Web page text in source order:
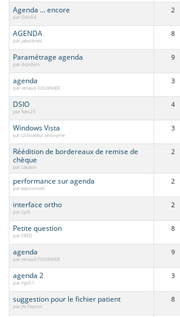
Agenda ... encore
par DAV84
2
AGENDA
par jakezbreiz
8
Paramétrage agenda
par drpstern
9
agenda
par renaud FOURNIER
3
DSIO
par Neo25
4
Windows Vista
par Utilisateur anonyme
3
Réédition de bordereaux de remise de
chèque
par catasin
2
performance sur agenda
par easiconseil
2
interface ortho
par cyril
2
Petite question
par FRED
8
agenda
par renaud FOURNIER
9
agenda 2
par hgv51
3
suggestion pour le fichier patient
par JN Peyron
8